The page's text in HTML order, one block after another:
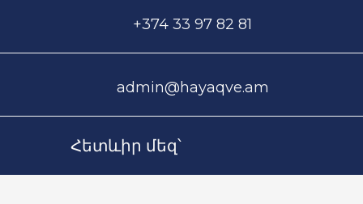
+374 33 97 82 81
admin@hayaqve.am
Հետևիր մեզ՝